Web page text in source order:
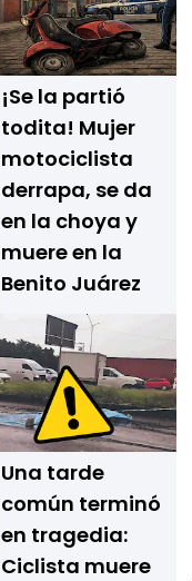
¡Se la partió
todita! Mujer
motociclista
derrapa, se da
en la choya y
muere en la
Benito Juárez
Una tarde
común terminó
en tragedia:
Ciclista muere